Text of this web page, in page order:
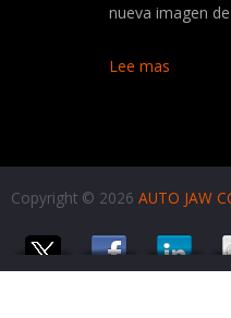
nueva imagen
Lee mas
Copyright © 2026 AUTO JAW